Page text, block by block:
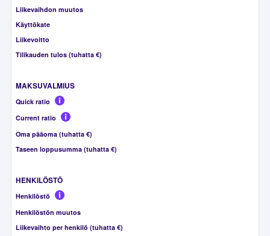
Liikevaihdon muutos
Käyttökate
Liikevoitto
Tilikauden tulos (tuhatta €)
MAKSUVALMIUS
Quick ratio
Current ratio
Oma pääoma (tuhatta €)
Taseen loppusumma (tuhatta €)
HENKILÖSTÖ
Henkilöstö
Henkilöstön muutos
Liikevaihto per henkilö (tuhatta €)